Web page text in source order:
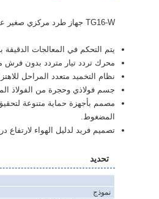
TG16-W جهاز طرد مركزي صغير عالي السرعة
يتم التحكم في المعالجات
محرك تردد تيار متردد بدون
نظام التخميد متعدد المراحل
جسم فولاذي وحجرة من الفولاذ
مصمم بأجهزة حماية متنوعة
المضغوط.
تصميم فريد لدليل الهواء لارتفاع
تحديد
نموذج